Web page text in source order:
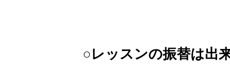
○レッスンの振替は出